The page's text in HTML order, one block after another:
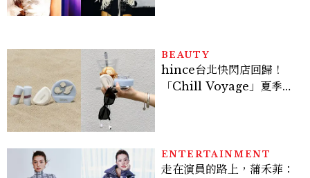
BEAUTY
hince台北快閃店回歸！
「Chill Voyage」夏季限
ENTERTAINMENT
走在演員的路上，蒲禾菲：